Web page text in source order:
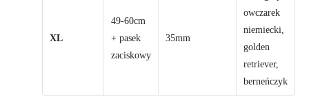
XL
49-60cm
+ pasek
zaciskowy
35mm
owczarek
niemiecki,
golden
retriever,
berneńczyk